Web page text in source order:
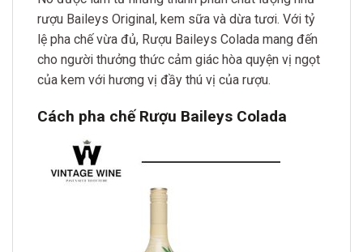
rượu Baileys Original, kem sữa và dừa tươi. Với tỷ
lệ pha chế vừa đủ, Rượu Baileys Colada mang đến
cho người thưởng thức cảm giác hòa quyện vị ngọt
của kem với hương vị đầy thú vị của rượu.
Cách pha chế Rượu Baileys Colada